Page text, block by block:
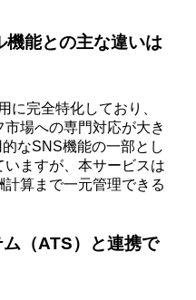
機能との主な違いは
に完全特化しており、
場への専門対応が大き
なSNS機能の一部とし
ますが、本サービスは
算まで一元管理できる
ム（ATS）と連携で